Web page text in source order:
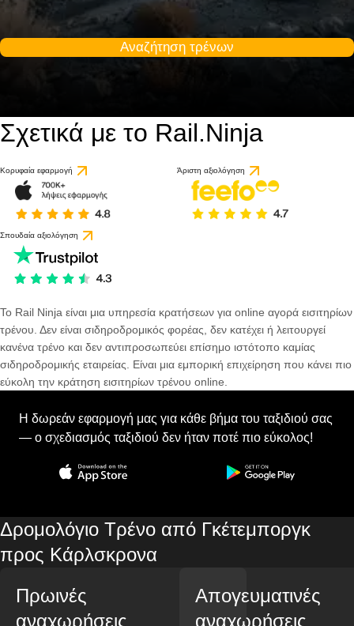
Αναζήτηση τρένων
Σχετικά με το Rail.Ninja
Κορυφαία εφαρμογή Άριστη αξιολόγηση
Σπουδαία αξιολόγηση
Το Rail Ninja είναι μια υπηρεσία κρατήσεων για online αγορά εισιτηρίων
τρένου. Δεν είναι σιδηροδρομικός φορέας, δεν κατέχει ή λειτουργεί
κανένα τρένο και δεν αντιπροσωπεύει επίσημο ιστότοπο καμίας
σιδηροδρομικής εταιρείας. Είναι μια εμπορική επιχείρηση που κάνει πιο
εύκολη την κράτηση εισιτηρίων τρένου online.
Η δωρεάν εφαρμογή μας για κάθε βήμα του ταξιδιού σας
— ο σχεδιασμός ταξιδιού δεν ήταν ποτέ πιο εύκολος!
Δρομολόγιο Τρένο από Γκέτεμποργκ
προς Κάρλσκρονα
Πρωινές
αναχωρήσεις
Απογευματινές
αναχωρήσεις